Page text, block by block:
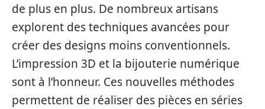
de plus en plus. De nombreux artisans
explorent des techniques avancées pour
créer des designs moins conventionnels.
L’impression 3D et la bijouterie numérique
sont à l’honneur. Ces nouvelles méthodes
permettent de réaliser des pièces en séries